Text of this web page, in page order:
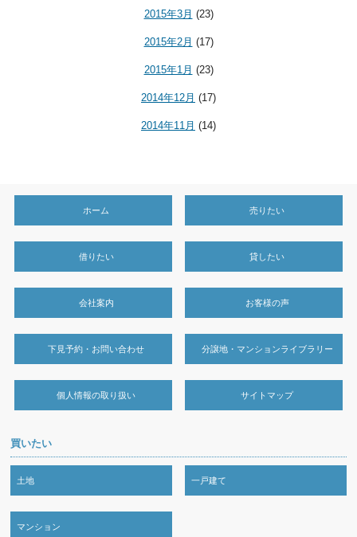
2015年3月 (23)
2015年2月 (17)
2015年1月 (23)
2014年12月 (17)
2014年11月 (14)
ホーム 売りたい
借りたい 貸したい
会社案内 お客様の声
下見予約・お問い合わせ 分譲地・マンションライブラリー
個人情報の取り扱い サイトマップ
買いたい
土地 一戸建て
マンション